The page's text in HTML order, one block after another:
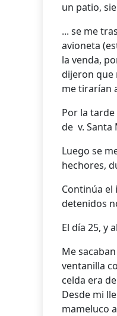
un patio,
... se me
avioneta
la venda,
dijeron que
me tirarían
Por la
de v. Santa
Luego se
hechores,
Continúa
detenidos
El día 25, y
Me
ventanilla
celda era
Desde mi
mameluco